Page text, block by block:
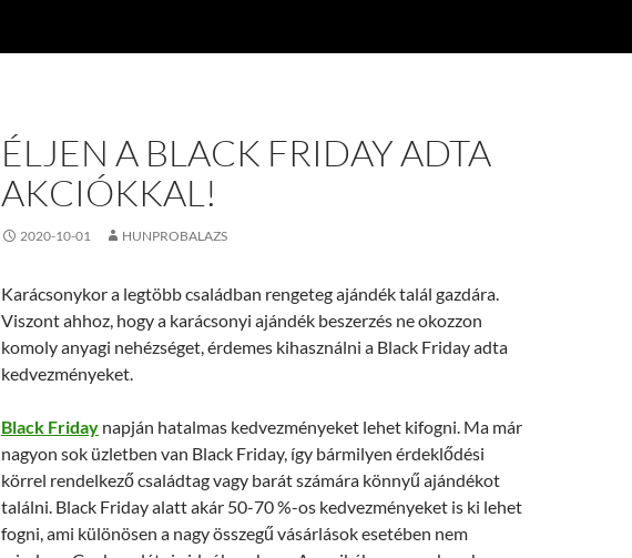
ÉLJEN A BLACK FRIDAY ADTA
AKCIÓKKAL!
2020-10-01 HUNPROBALAZS
Karácsonykor a legtöbb családban rengeteg ajándék talál gazdára.
Viszont ahhoz, hogy a karácsonyi ajándék beszerzés ne okozzon
komoly anyagi nehézséget, érdemes kihasználni a Black Friday adta
kedvezményeket.
Black Friday napján hatalmas kedvezményeket lehet kifogni. Ma már
nagyon sok üzletben van Black Friday, így bármilyen érdeklődési
körrel rendelkező családtag vagy barát számára könnyű ajándékot
találni. Black Friday alatt akár 50-70 %-os kedvezményeket is ki lehet
fogni, ami különösen a nagy összegű vásárlások esetében nem